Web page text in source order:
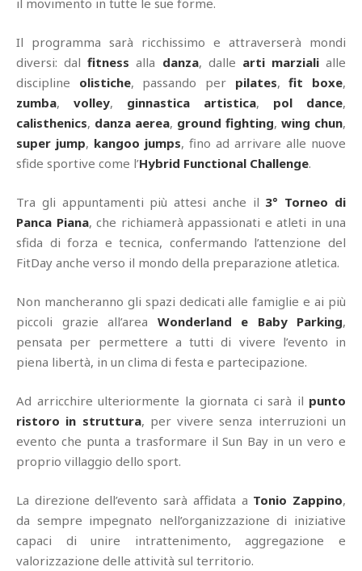
il movimento in tutte le sue forme.
Il programma sarà ricchissimo e attraverserà mondi
diversi: dalfitness alla danza, dalle arti marzialialle
discipline olistiche, passando per pilates,fit boxe,
zumba, volley, ginnastica artistica, pol dance,
calisthenics, danza aerea, ground fighting, wing chun,
super jump, kangoo jumps, fino ad arrivare alle nuove
sfide sportive come l’Hybrid Functional Challenge.
Tra gli appuntamenti più attesi anche il 3° Torneo di
Panca Piana, che richiamerà appassionati e atleti in una
sfida di forza e tecnica, confermando l’attenzione del
FitDay anche verso il mondo della preparazione atletica.
Non mancheranno gli spazi dedicati alle famiglie e ai più
piccoli grazie all’area Wonderland e Baby Parking,
pensata per permettere a tutti di vivere l’evento in
piena libertà, in un clima di festa e partecipazione.
Ad arricchire ulteriormente la giornata ci sarà il punto
ristoro in struttura, per vivere senza interruzioni un
evento che punta a trasformare il Sun Bay in un vero e
proprio villaggio dello sport.
La direzione dell’evento sarà affidata a Tonio Zappino,
da sempre impegnato nell’organizzazione di iniziative
capaci di unire intrattenimento, aggregazione e
valorizzazione delle attività sul territorio.